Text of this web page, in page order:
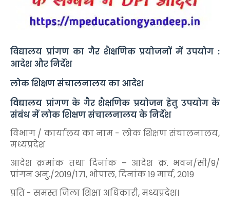
विद्यालय प्रांगण का गैर शैक्षणिक प्रयोजनों में उपयोग :
आदेश और निर्देश
लोक शिक्षण संचालनालय का आदेश
विद्यालय प्रांगण के गैर शैक्षणिक प्रयोजन हेतु उपयोग के
संबंध में लोक शिक्षण संचालनालय के निर्देश
विभाग / कार्यालय का नाम - लोक शिक्षण संचालनालय,
मध्यप्रदेश
आदेश क्रमांक तथा दिनांक – आदेश क्र. भवन/सी/9/
प्रांगन अनु./2019/171, भोपाल, दिनांक 19 मार्च, 2019
प्रति - समस्त जिला शिक्षा अधिकारी, मध्यप्रदेश।